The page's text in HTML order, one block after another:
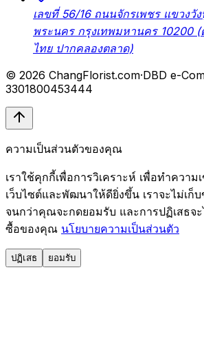
เลขที่ 56/16 ถนนจักรเพชร แขวงวั
พระนคร กรุงเทพมหานคร 10200 (
ไทย ปากคลองตลาด)
© 2026 ChangFlorist.com·DBD e-
3301800453444
ความเป็นส่วนตัวของคุณ
เราใช้คุกกี้เพื่อการวิเคราะห์ เพื่อทำความ
เว็บไซต์และพัฒนาให้ดียิ่งขึ้น เราจะไม่เก็
จนกว่าคุณจะกดยอมรับ และการปฏิเสธจ
ซื้อของคุณ นโยบายความเป็นส่วนตัว
ปฏิเสธ ยอมรับ